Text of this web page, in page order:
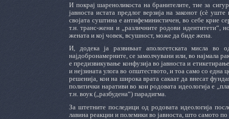
И покрај шареноликоста на бранителите, тие за
јавноста истата предлог верзија на законот (сè
својата суштина е антифеминистичен, во себе крие
т.н. транс-жени и „различните родови идентитети“,
жената и кој човек, всушност, може да биде жена.
И, додека ја развиваат апологетската мисла во
најдобронамерните, се замолчувани или, во најмала
е предизвикување конфузија во јавноста и
и нејзината улога во општеството, и тоа само со една
решенија, кои на широка врата сакаат да внесат
политички наративи во кои родовата идеологија е
т.н. воук („разбудена“) парадигма.
За штетните последици од родовата идеологија
лавина реакции и полемики во јавноста, што самото